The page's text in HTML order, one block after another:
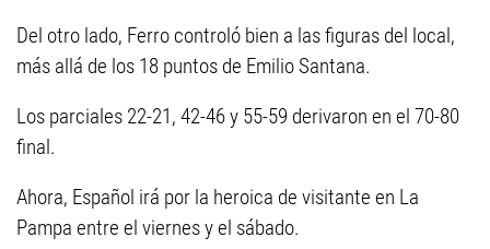
Del otro lado, Ferro controló bien a las figuras del local,
más allá de los 18 puntos de Emilio Santana.
Los parciales 22-21, 42-46 y 55-59 derivaron en el 70-80
final.
Ahora, Español irá por la heroica de visitante en La
Pampa entre el viernes y el sábado.